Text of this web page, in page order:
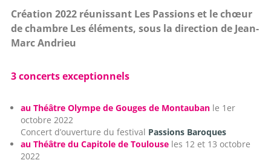
Création 2022 réunissant Les Passions et le chœur
de chambre Les éléments, sous la direction de Jean-
Marc Andrieu
3 concerts exceptionnels
au Théâtre Olympe de Gouges de Montauban le 1er
octobre 2022
Concert d’ouverture du festival Passions Baroques
au Théâtre du Capitole de Toulouse les 12 et 13 octobre
2022